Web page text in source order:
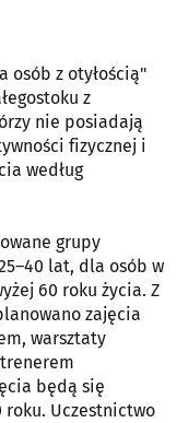
osób z otyłością"
z
nie posiadają
fizycznej i
według
grupy
lat, dla osób w
60 roku życia. Z
zajęcia
warsztaty
będą się
roku. Uczestnictwo